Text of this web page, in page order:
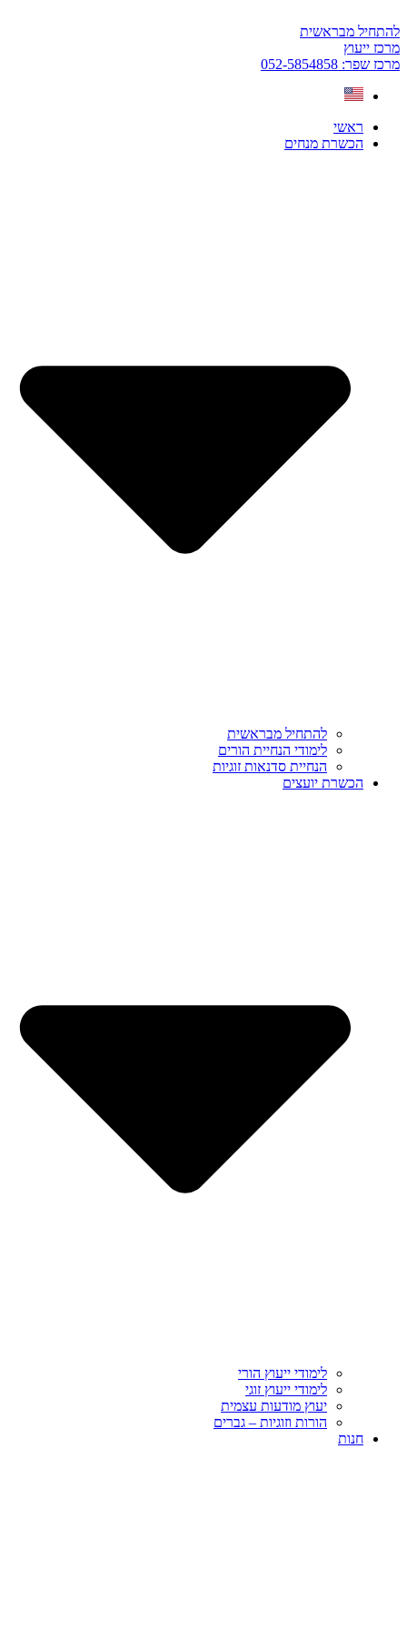
לתוכן
להתחיל מבראשית
מרכז ייעוץ
מרכז שפר: 052-5854858
ראשי
הכשרת מנחים
להתחיל מבראשית
לימודי הנחיית הורים
הנחיית סדנאות זוגיות
הכשרת יועצים
לימודי ייעוץ הורי
לימודי ייעוץ זוגי
יעוץ מודעות עצמית
הורות וזוגיות – גברים
חנות